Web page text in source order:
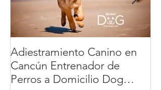
Adiestramiento Canino en
Cancún Entrenador de
Perros a Domicilio Dog